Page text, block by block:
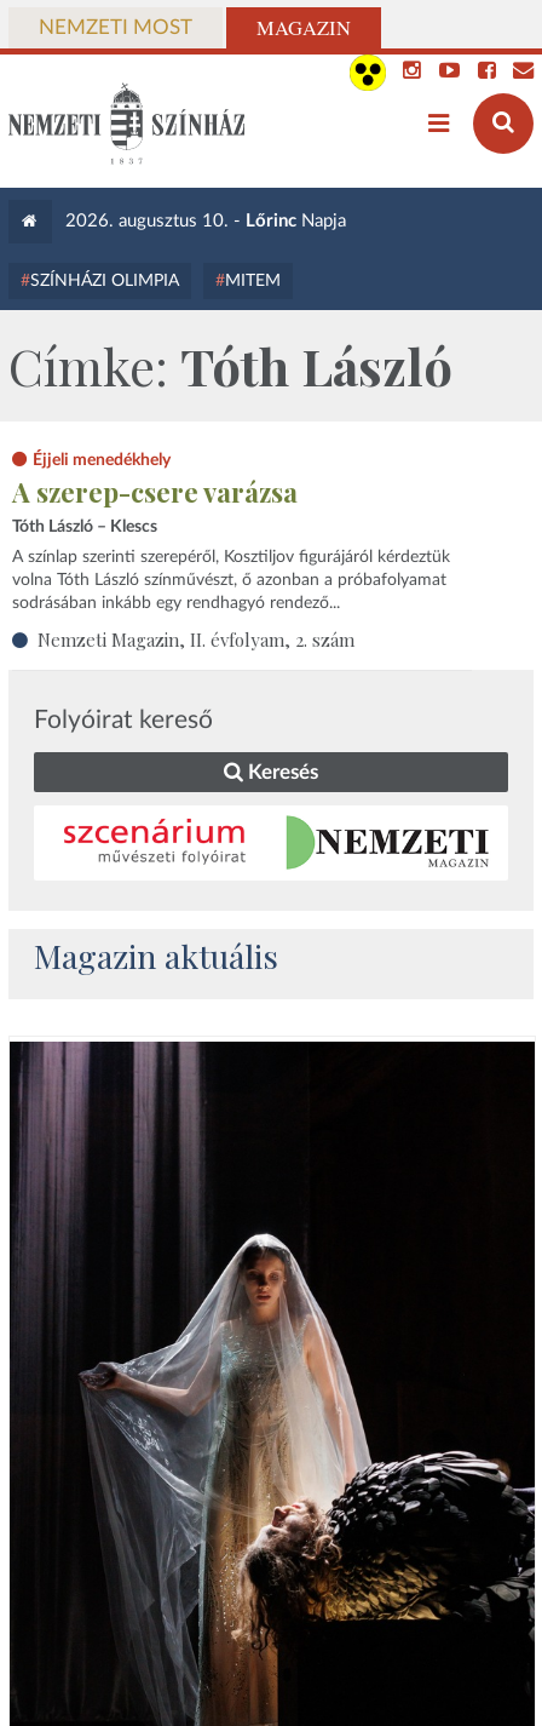
NEMZETI MOST MAGAZIN
2026. augusztus 10. - LőrincNapja
SZÍNHÁZI OLIMPIA MITEM
Címke: Tóth László
Éjjeli menedékhely
A szerep-csere varázsa
Tóth László – Klescs
A színlap szerinti szerepéről, Kosztiljov figurájáról kérdeztük
volna Tóth László színművészt, ő azonban a próbafolyamat
sodrásában inkább egy rendhagyó rendező...
Nemzeti Magazin, II. évfolyam, 2. szám
Folyóirat kereső
Keresés
Magazin aktuális